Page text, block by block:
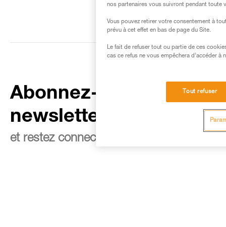
Abonnez-vous à la
newsletter
et restez connecté à notre actualité
nos partenaires vous suivront pendant toute
Vous pouvez retirer votre consentement à
prévu à cet effet en bas de page du Site.
Le fait de refuser tout ou partie de ces
cas ce refus ne vous empêchera d’accéder à
Tout refuser